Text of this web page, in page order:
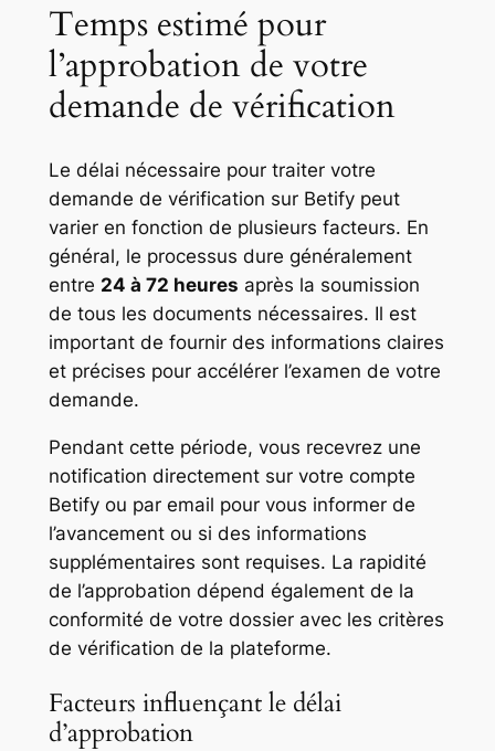
Temps estimé pour
l’approbation de votre
demande de vérification
Le délai nécessaire pour traiter votre
demande de vérification sur Betify peut
varier en fonction de plusieurs facteurs. En
général, le processus dure généralement
entre 24 à 72 heures après la soumission
de tous les documents nécessaires. Il est
important de fournir des informations claires
et précises pour accélérer l’examen de votre
demande.
Pendant cette période, vous recevrez une
notification directement sur votre compte
Betify ou par email pour vous informer de
l’avancement ou si des informations
supplémentaires sont requises. La rapidité
de l’approbation dépend également de la
conformité de votre dossier avec les critères
de vérification de la plateforme.
Facteurs influençant le délai
d’approbation